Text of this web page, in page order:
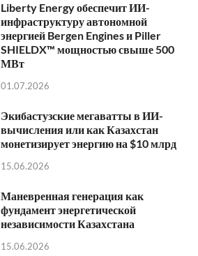
Liberty Energy обеспечит ИИ-
инфраструктуру автономной
энергией Bergen Engines и Piller
SHIELDX™ мощностью свыше 500
МВт
01.07.2026
Экибастузские мегаватты в ИИ-
вычисления или как Казахстан
монетизирует энергию на $10 млрд
15.06.2026
Маневренная генерация как
фундамент энергетической
независимости Казахстана
15.06.2026